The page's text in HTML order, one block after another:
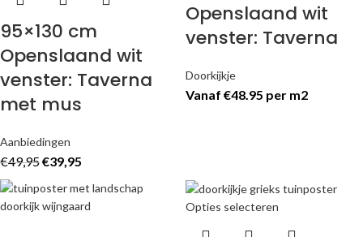
95×130 cm
Openslaand wit
venster: Taverna
met mus
Aanbiedingen
€49,95€39,95
Openslaand wit
venster: Taverna
Doorkijkje
Vanaf €48.95 per m2
Opties selecteren